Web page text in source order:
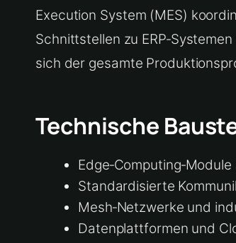
Execution System (MES)
Schnittstellen zu
sich der gesamte
Technische
Standardisierte
Mesh‑Netzwerke und
Datenplattformen und